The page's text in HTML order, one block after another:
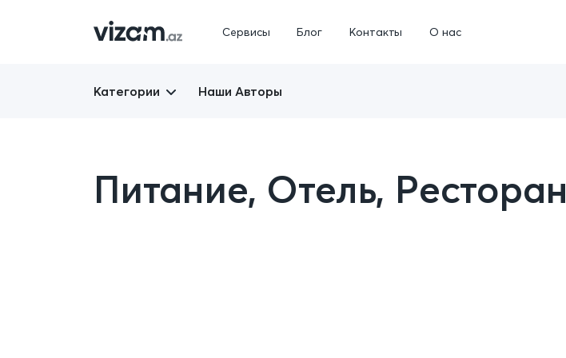
Сервисы Блог Контакты О нас
Категории Наши Авторы
Питание, Отель, Ресторан